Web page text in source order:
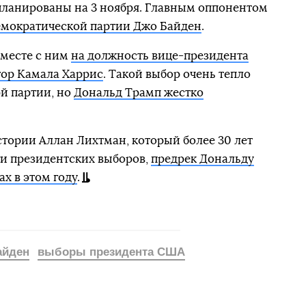
на 3 ноября. Главным оппонентом
партии Джо Байден.
с ним на должность вице-президента
Камала Харрис. Такой выбор очень тепло
партии, но Дональд Трамп жестко
Аллан Лихтман, который более 30 лет
президентских выборов, предрек Дональду
в этом году.
выборы президента США